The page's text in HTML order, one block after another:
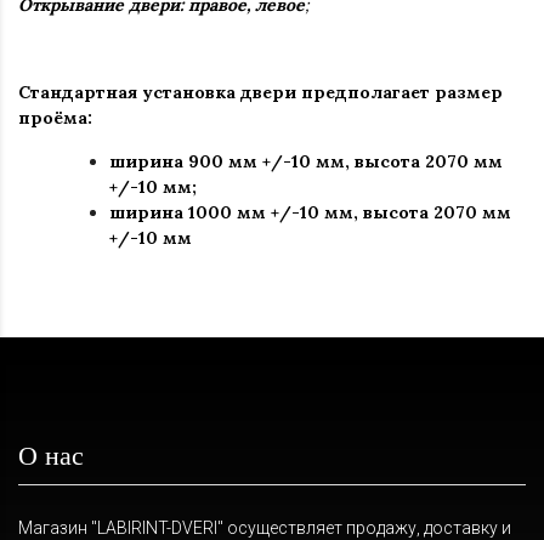
Открывание двери: правое, левое;
Стандартная установка двери предполагает размер
проёма:
ширина 900 мм +/-10 мм, высота 2070 мм
+/-10 мм;
ширина 1000 мм +/-10 мм, высота 2070 мм
+/-10 мм
О нас
Магазин "LABIRINT-DVERI" осуществляет продажу, доставку и